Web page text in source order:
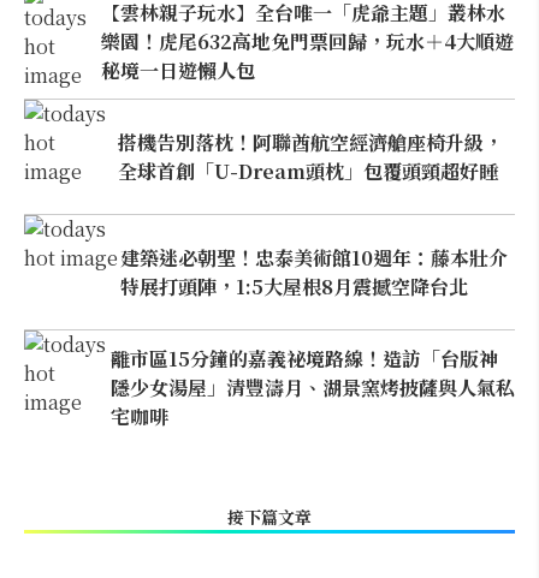
【雲林親子玩水】全台唯一「虎爺主題」叢林水
樂園！虎尾632高地免門票回歸，玩水＋4大順遊
秘境一日遊懶人包
搭機告別落枕！阿聯酋航空經濟艙座椅升級，
全球首創「U-Dream頭枕」包覆頭頸超好睡
建築迷必朝聖！忠泰美術館10週年：藤本壯介
特展打頭陣，1:5大屋根8月震撼空降台北
離市區15分鐘的嘉義祕境路線！造訪「台版神
隱少女湯屋」清豐濤月、湖景窯烤披薩與人氣私
宅咖啡
接下篇文章